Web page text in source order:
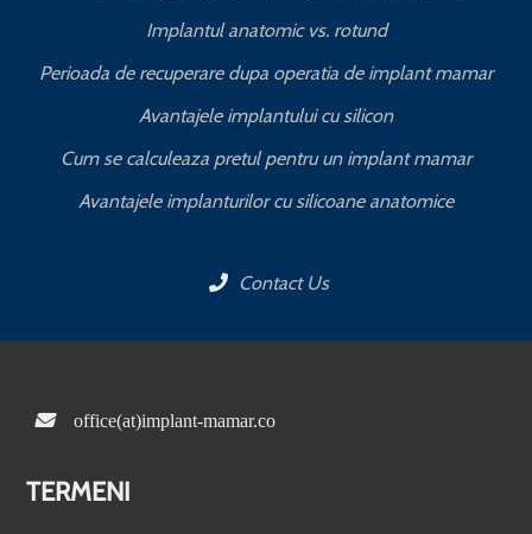
Implantul anatomic vs. rotund
Perioada de recuperare dupa operatia de implant mamar
Avantajele implantului cu silicon
Cum se calculeaza pretul pentru un implant mamar
Avantajele implanturilor cu silicoane anatomice
Contact Us
office(at)implant-mamar.co
TERMENI